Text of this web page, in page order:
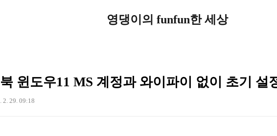
영댕이의 funfun한 세상
윈도우11 MS 계정과 와이파이 없이 초기 설
2. 29. 09:18